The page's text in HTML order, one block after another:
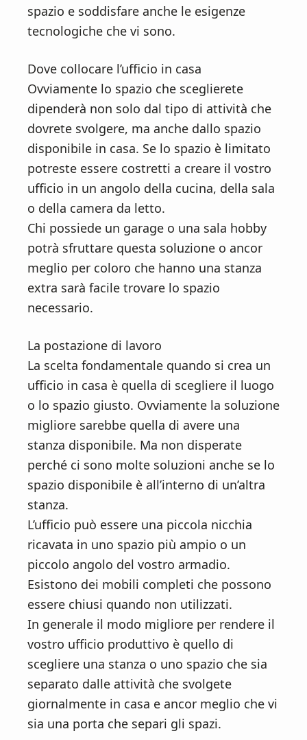
spazio e soddisfare anche le esigenze
tecnologiche che vi sono.
Dove collocare l’ufficio in casa
Ovviamente lo spazio che sceglierete
dipenderà non solo dal tipo di attività che
dovrete svolgere, ma anche dallo spazio
disponibile in casa. Se lo spazio è limitato
potreste essere costretti a creare il vostro
ufficio in un angolo della cucina, della sala
o della camera da letto.
Chi possiede un garage o una sala hobby
potrà sfruttare questa soluzione o ancor
meglio per coloro che hanno una stanza
extra sarà facile trovare lo spazio
necessario.
La postazione di lavoro
La scelta fondamentale quando si crea un
ufficio in casa è quella di scegliere il luogo
o lo spazio giusto. Ovviamente la soluzione
migliore sarebbe quella di avere una
stanza disponibile. Ma non disperate
perché ci sono molte soluzioni anche se lo
spazio disponibile è all’interno di un’altra
stanza.
L’ufficio può essere una piccola nicchia
ricavata in uno spazio più ampio o un
piccolo angolo del vostro armadio.
Esistono dei mobili completi che possono
essere chiusi quando non utilizzati.
In generale il modo migliore per rendere il
vostro ufficio produttivo è quello di
scegliere una stanza o uno spazio che sia
separato dalle attività che svolgete
giornalmente in casa e ancor meglio che vi
sia una porta che separi gli spazi.